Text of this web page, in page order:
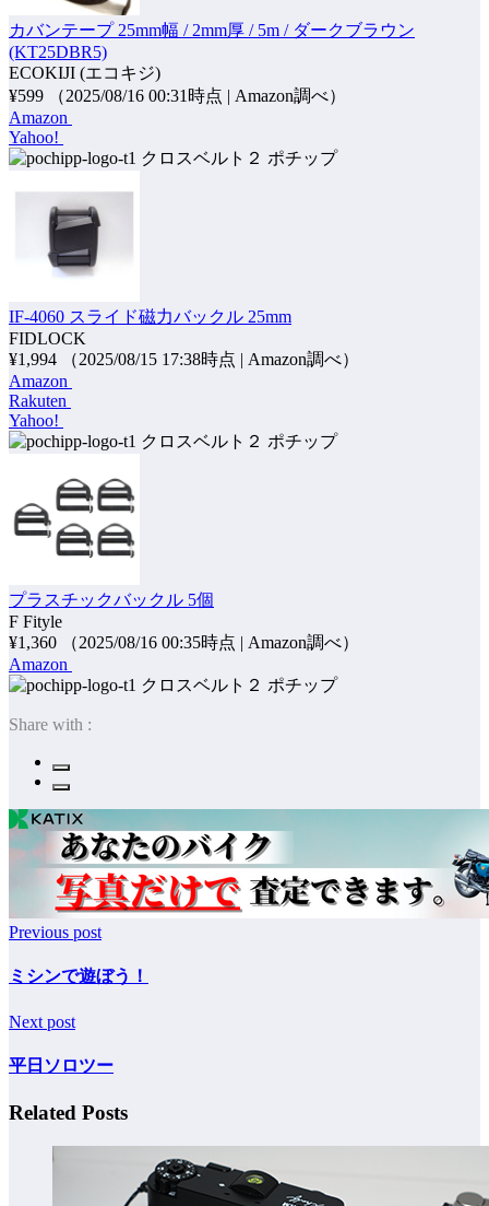
カバンテープ 25mm幅 / 2mm厚 / 5m / ダークブラウン
(KT25DBR5)
ECOKIJI (エコキジ)
¥599
（2025/08/16 00:31時点 | Amazon調べ）
Amazon
Yahoo!
ポチップ
IF-4060 スライド磁力バックル 25mm
FIDLOCK
¥1,994
（2025/08/15 17:38時点 | Amazon調べ）
Amazon
Rakuten
Yahoo!
ポチップ
プラスチックバックル 5個
F Fityle
¥1,360
（2025/08/16 00:35時点 | Amazon調べ）
Amazon
ポチップ
Share with :
Previous post
ミシンで遊ぼう！
Next post
平日ソロツー
Related Posts